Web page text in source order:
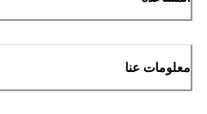
معلومات عنا